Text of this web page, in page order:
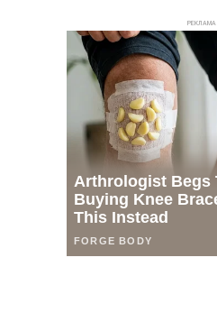
РЕКЛАМА